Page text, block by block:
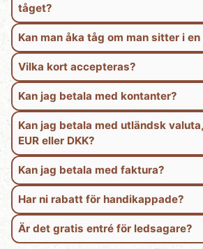
tåget?
Kan man åka tåg om man sitter i
Vilka kort accepteras?
Kan jag betala med kontanter?
Kan jag betala med utländsk
EUR eller DKK?
Kan jag betala med faktura?
Har ni rabatt för handikappade?
Är det gratis entré för ledsagare?